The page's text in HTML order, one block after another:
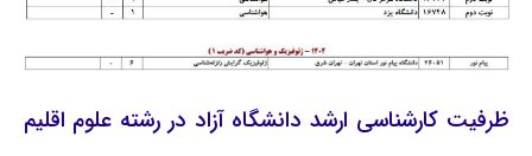
ظرفیت کارشناسی ارشد دانشگاه آزاد در رشته علوم اقلیم